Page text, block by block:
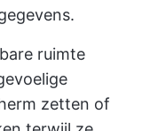
ruimte
zetten of